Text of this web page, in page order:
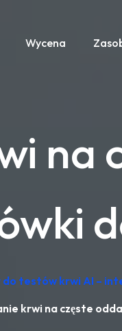
Wycena
na
testów krwi AI –
krwi na częste